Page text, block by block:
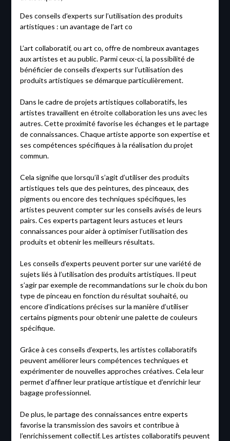
Des conseils d’experts sur l’utilisation des produits
artistiques : un avantage de l’art co
L’art collaboratif, ou art co, offre de nombreux avantages
aux artistes et au public. Parmi ceux-ci, la possibilité de
bénéficier de conseils d’experts sur l’utilisation des
produits artistiques se démarque particulièrement.
Dans le cadre de projets artistiques collaboratifs, les
artistes travaillent en étroite collaboration les uns avec les
autres. Cette proximité favorise les échanges et le partage
de connaissances. Chaque artiste apporte son expertise et
ses compétences spécifiques à la réalisation du projet
commun.
Cela signifie que lorsqu’il s’agit d’utiliser des produits
artistiques tels que des peintures, des pinceaux, des
pigments ou encore des techniques spécifiques, les
artistes peuvent compter sur les conseils avisés de leurs
pairs. Ces experts partagent leurs astuces et leurs
connaissances pour aider à optimiser l’utilisation des
produits et obtenir les meilleurs résultats.
Les conseils d’experts peuvent porter sur une variété de
sujets liés à l’utilisation des produits artistiques. Il peut
s’agir par exemple de recommandations sur le choix du bon
type de pinceau en fonction du résultat souhaité, ou
encore d’indications précises sur la manière d’utiliser
certains pigments pour obtenir une palette de couleurs
spécifique.
Grâce à ces conseils d’experts, les artistes collaboratifs
peuvent améliorer leurs compétences techniques et
expérimenter de nouvelles approches créatives. Cela leur
permet d’affiner leur pratique artistique et d’enrichir leur
bagage professionnel.
De plus, le partage des connaissances entre experts
favorise la transmission des savoirs et contribue à
l’enrichissement collectif. Les artistes collaboratifs peuvent